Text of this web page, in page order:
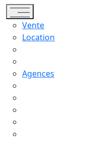
Toggle navigation
Vente
Location
Agences